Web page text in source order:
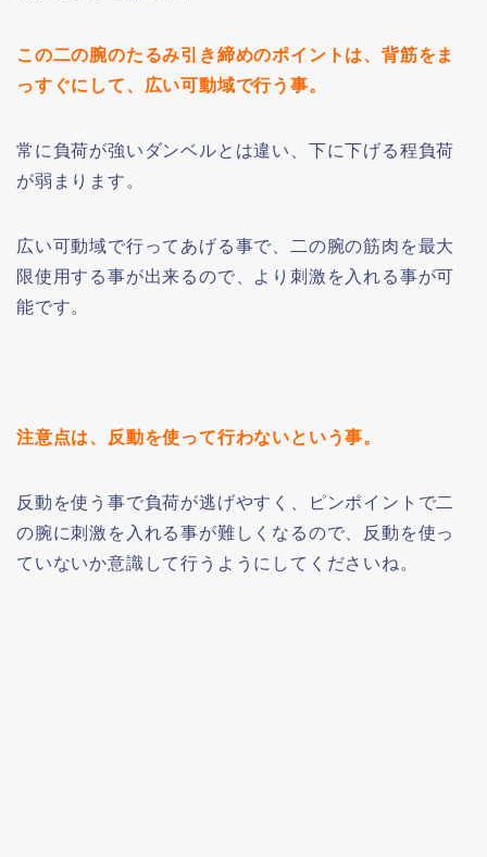
この二の腕のたるみ引き締めのポイントは、背筋をま
っすぐにして、広い可動域で行う事。
常に負荷が強いダンベルとは違い、下に下げる程負荷
が弱まります。
広い可動域で行ってあげる事で、二の腕の筋肉を最大
限使用する事が出来るので、より刺激を入れる事が可
能です。
注意点は、反動を使って行わないという事。
反動を使う事で負荷が逃げやすく、ピンポイントで二
の腕に刺激を入れる事が難しくなるので、反動を使っ
ていないか意識して行うようにしてくださいね。